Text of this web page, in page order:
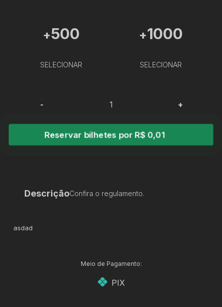
+500
SELECIONAR
+1000
SELECIONAR
- +
Reservar bilhetes por R$ 0,01
DescriçãoConfira o regulamento.
asdad
Meio de Pagamento:
PIX